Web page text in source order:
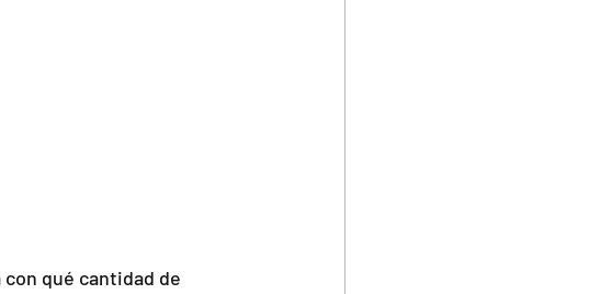
qué cantidad de